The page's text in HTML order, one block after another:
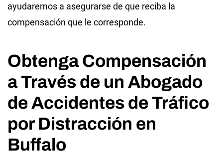
ayudaremos a asegurarse de que reciba la
compensación que le corresponde.
Obtenga Compensación
a Través de un Abogado
de Accidentes de Tráfico
por Distracción en
Buffalo